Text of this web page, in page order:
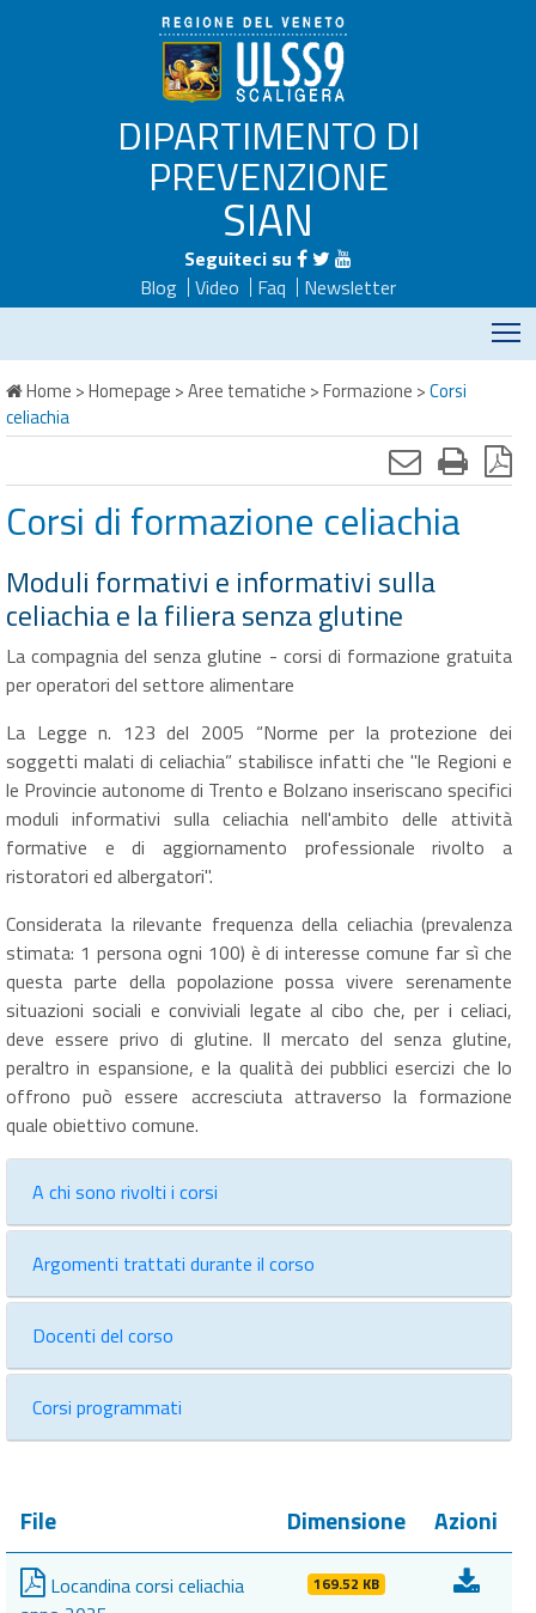
DIPARTIMENTO DI
PREVENZIONE
SIAN
Seguiteci su
Blog
Video Faq
Newsletter
Home >Homepage >Aree tematiche >Formazione >Corsi
celiachia
Corsi di formazione celiachia
Moduli formativi e informativi sulla
celiachia e la filiera senza glutine
La compagnia del senza glutine - corsi di formazione gratuita
per operatori del settore alimentare
La Legge n. 123 del 2005 “Norme per la protezione dei
soggetti malati di celiachia” stabilisce infatti che "le Regioni e
le Provincie autonome di Trento e Bolzano inseriscano specifici
moduli informativi sulla celiachia nell'ambito delle attività
formative e di aggiornamento professionale rivolto a
ristoratori ed albergatori".
Considerata la rilevante frequenza della celiachia (prevalenza
stimata: 1 persona ogni 100) è di interesse comune far sì che
questa parte della popolazione possa vivere serenamente
situazioni sociali e conviviali legate al cibo che, per i celiaci,
deve essere privo di glutine. Il mercato del senza glutine,
peraltro in espansione, e la qualità dei pubblici esercizi che lo
offrono può essere accresciuta attraverso la formazione
quale obiettivo comune.
A chi sono rivolti i corsi
Argomenti trattati durante il corso
Docenti del corso
Corsi programmati
File Dimensione Azioni
Locandina corsi celiachia
169.52 KB